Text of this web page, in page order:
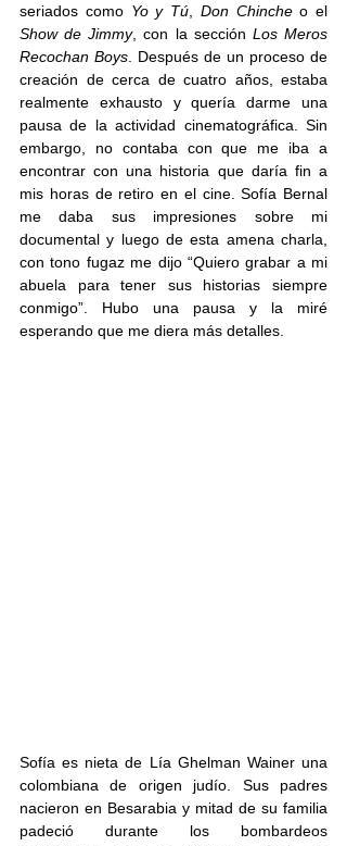
seriados como Yo y Tú Don Chinche
Show de Jimmy, con la sección Los Meros
Recochan Boys . Después de un proceso de
creación de cerca de cuatro años, estaba
realmente exhausto y quería darme una
pausa de la actividad cinematográfica. Sin
embargo, no contaba con que me iba a
encontrar con una historia que daría fin a
mis horas de retiro en el cine. Sofía Bernal
me daba sus impresiones sobre mi
documental y luego de esta amena charla,
con tono fugaz me dijo “Quiero grabar a mi
abuela para tener sus historias siempre
conmigo”. Hubo una pausa y la miré
esperando que me diera más detalles.
Sofía es nieta de Lía Ghelman Wainer una
colombiana de origen judío. Sus padres
nacieron en Besarabia y mitad de su familia
padeció durante los bombardeos